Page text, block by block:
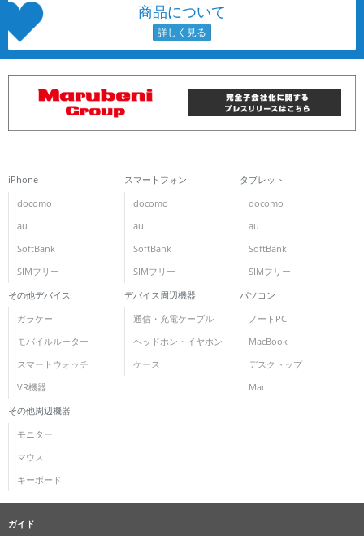
商品について
iPhone
docomo
au
SoftBank
SIMフリー
スマートフォン
docomo
au
SoftBank
SIMフリー
タブレット
docomo
au
SoftBank
SIMフリー
その他デバイス
ガラケー
モバイルルーター
スマートウォッチ
VR機器
デバイス周辺機器
通信・充電ケーブル
ヘッドホン・イヤホン
ケース
パソコン
ノートPC
MacBook
デスクトップ
Mac
その他周辺機器
モニター
マウス
キーボード
ガイド